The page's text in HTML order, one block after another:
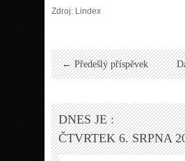
Zdroj: Lindex
← Předešlý příspěvek
DNES JE :
ČTVRTEK 6. SRPNA